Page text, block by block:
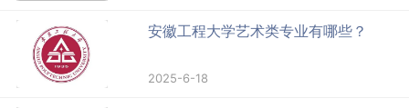
安徽工程大学艺术类专业有哪些？
2025-6-18